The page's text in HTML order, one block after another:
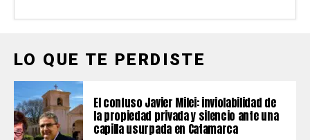
LO QUE TE PERDISTE
El confuso Javier Milei: inviolabilidad de
la propiedad privada y silencio ante una
capilla usurpada en Catamarca